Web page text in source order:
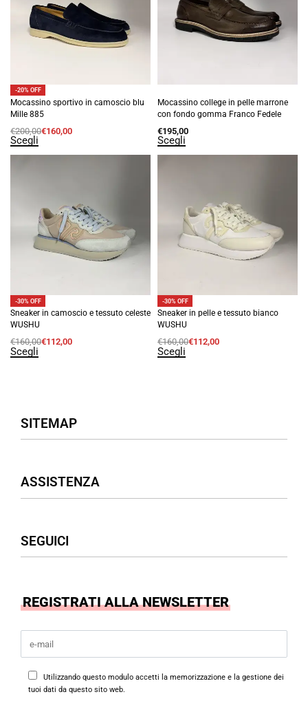
-20% OFF
Mocassino sportivo in camoscio blu
Mille 885
€200,00€160,00
Scegli
Mocassino college in pelle marrone
con fondo gomma Franco Fedele
€195,00
Scegli
-30% OFF
Sneaker in camoscio e tessuto celeste
WUSHU
€160,00€112,00
Scegli
-30% OFF
Sneaker in pelle e tessuto bianco
WUSHU
€160,00€112,00
Scegli
SITEMAP
Donna
Borse
ASSISTENZA
Termini & Condizioni
SEGUICI
Instagram
REGISTRATI ALLA NEWSLETTER
Utilizzando questo modulo accetti la memorizzazione e la gestione dei
tuoi dati da questo sito web.